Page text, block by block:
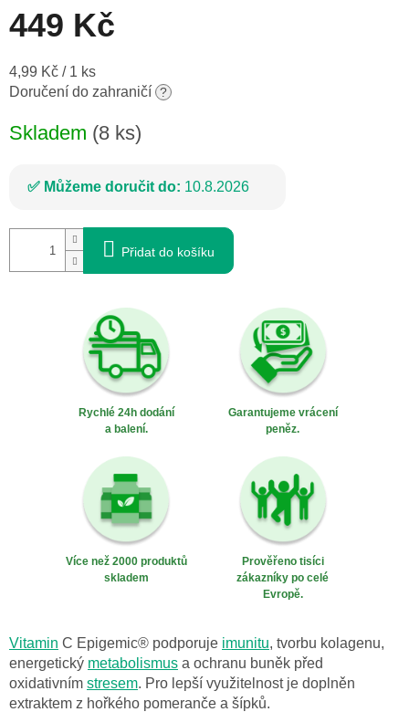
449 Kč
Měrná
cena:
4,99 Kč / 1 ks
Doručení do zahraničí ?
Skladem (8 ks)
Můžeme doručit do: 10.8.2026
Přidat do košíku
Rychlé 24h dodání
a balení.
Garantujeme vrácení
peněz.
Více než 2000 produktů
skladem
Prověřeno tisíci
zákazníky po celé
Evropě.
Vitamin C Epigemic® podporuje imunitu, tvorbu kolagenu,
energetický metabolismus a ochranu buněk před
oxidativním stresem. Pro lepší využitelnost je doplněn
extraktem z hořkého pomeranče a šípků.